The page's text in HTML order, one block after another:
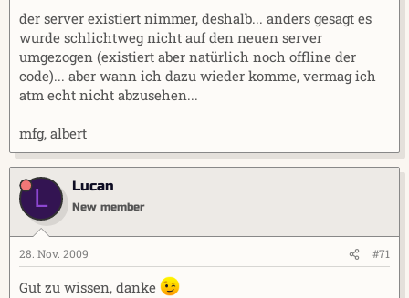
der server existiert nimmer, deshalb... anders gesagt es
wurde schlichtweg nicht auf den neuen server
umgezogen (existiert aber natürlich noch offline der
code)... aber wann ich dazu wieder komme, vermag ich
atm echt nicht abzusehen...
mfg, albert
L Lucan
New member
28. Nov. 2009 #71
Gut zu wissen, danke